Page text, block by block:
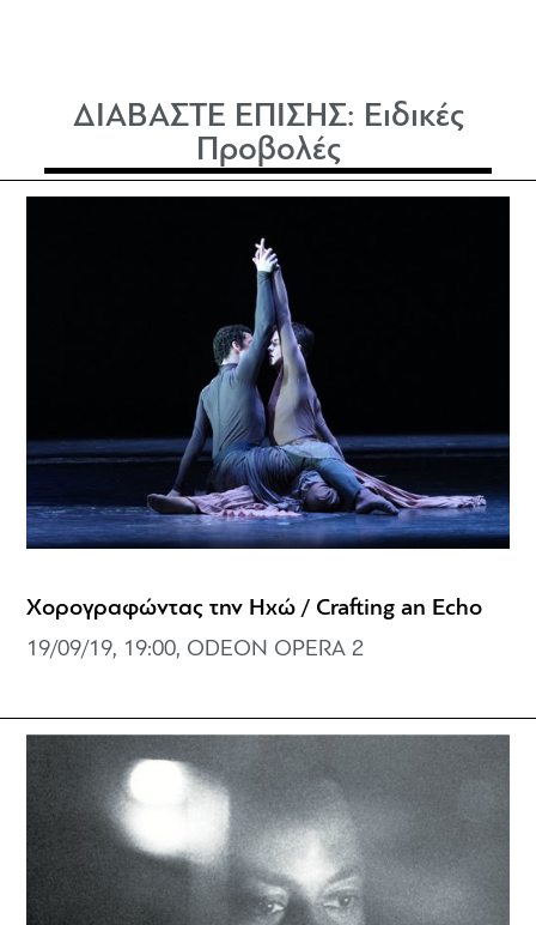
ΔΙΑΒΑΣΤΕ ΕΠΙΣΗΣ: Ειδικές
Προβολές
Χορογραφώντας την Ηχώ / Crafting an Echo
19/09/19, 19:00, ODEON OPERA 2